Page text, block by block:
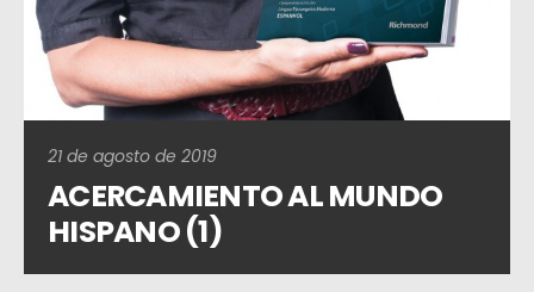
21 de agosto de 2019
ACERCAMIENTO AL MUNDO
HISPANO (1)